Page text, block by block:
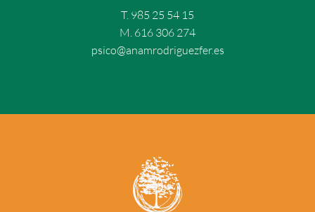
T. 985 25 54 15
M. 616 306 274
psico@anamrodriguezfer.es